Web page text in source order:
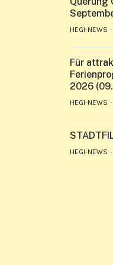
HEGI-NEWS
Für
2026
HEGI-NEWS
HEGI-NEWS